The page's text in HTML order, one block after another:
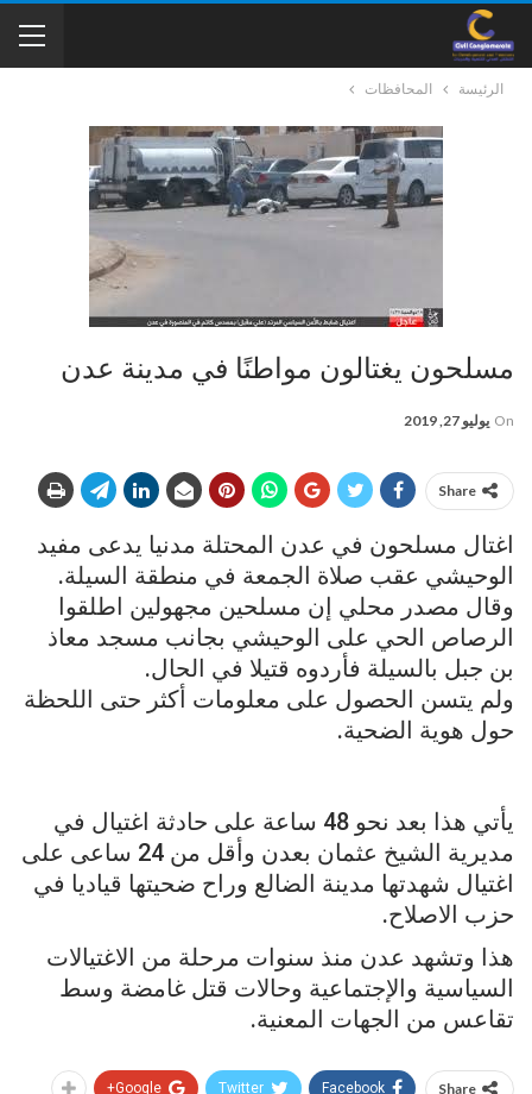
الرئيسة المحافظات
مسلحون يغتالون مواطنًا في مدينة عدن
On يوليو 27, 2019
Share
اغتال مسلحون في عدن المحتلة مدنيا يدعى مفيد
الوحيشي عقب صلاة الجمعة في منطقة السيلة.
وقال مصدر محلي إن مسلحين مجهولين اطلقوا
الرصاص الحي على الوحيشي بجانب مسجد معاذ
بن جبل بالسيلة فأردوه قتيلا في الحال.
ولم يتسن الحصول على معلومات أكثر حتى اللحظة
حول هوية الضحية.
يأتي هذا بعد نحو 48 ساعة على حادثة اغتيال في
مديرية الشيخ عثمان بعدن وأقل من 24 ساعى على
اغتيال شهدتها مدينة الضالع وراح ضحيتها قياديا في
حزب الاصلاح.
هذا وتشهد عدن منذ سنوات مرحلة من الاغتيالات
السياسية والإجتماعية وحالات قتل غامضة وسط
تقاعس من الجهات المعنية.
Share
Facebook
Twitter
Google+